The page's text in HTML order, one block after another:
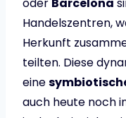
Handelszentren,
Herkunft
teilten. Diese
eine
auch heute noch